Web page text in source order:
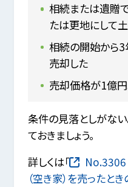
相続または遺贈
たは更地にして
相続の開始から
売却した
売却価格が1億
条件の見落としがない
ておきましょう。
詳しくは「
（空き家）を売ったと